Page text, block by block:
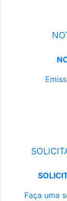
Faça uma